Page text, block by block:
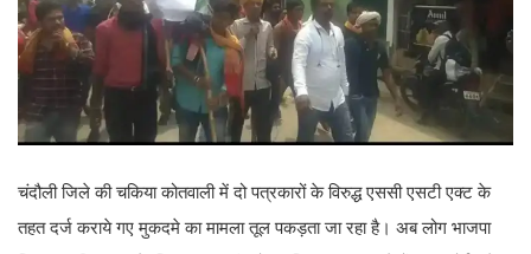
चंदौली जिले की चकिया कोतवाली में दो पत्रकारों के विरुद्ध एससी एसटी एक्ट के
तहत दर्ज कराये गए मुकदमे का मामला तूल पकड़ता जा रहा है। अब लोग भाजपा